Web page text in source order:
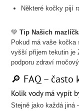
Některé kočky pijí
💚Tip Našich
Pokud má vaše
vyšší příjem tekutin je
podporu zdraví
🔎 FAQ –
Kolik vody má vypít
Stejně jako každá jiná